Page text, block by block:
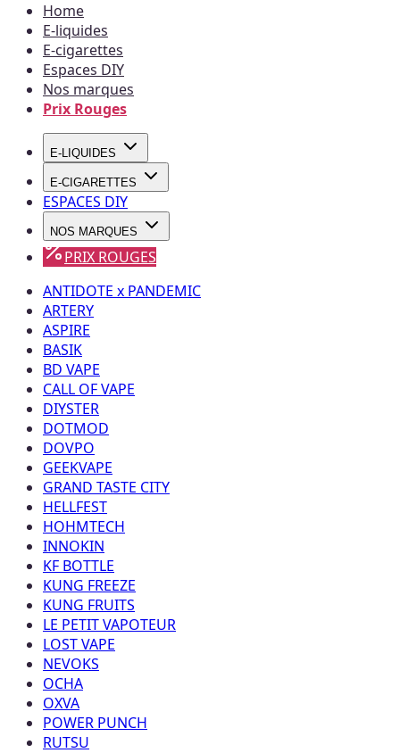
Home
E-liquides
E-cigarettes
Espaces DIY
Nos marques
Prix Rouges
E-LIQUIDES
E-CIGARETTES
ESPACES DIY
NOS MARQUES
PRIX ROUGES
ANTIDOTE x PANDEMIC
ARTERY
ASPIRE
BASIK
BD VAPE
CALL OF VAPE
DIYSTER
DOTMOD
DOVPO
GEEKVAPE
GRAND TASTE CITY
HELLFEST
HOHMTECH
INNOKIN
KF BOTTLE
KUNG FREEZE
KUNG FRUITS
LE PETIT VAPOTEUR
LOST VAPE
NEVOKS
OCHA
OXVA
POWER PUNCH
RUTSU